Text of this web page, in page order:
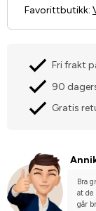
Favorittbutikk:
Fri frakt
90
Gratis
Bra
at de
går